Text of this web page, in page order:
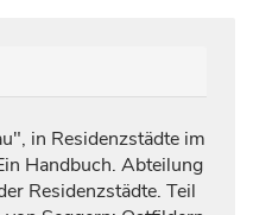
in Residenzstädte im
Handbuch. Abteilung
Residenzstädte. Teil